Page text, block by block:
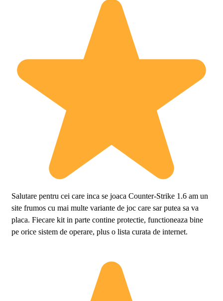
Salutare pentru cei care inca se joaca Counter-Strike 1.6 am un
site frumos cu mai multe variante de joc care sar putea sa va
placa. Fiecare kit in parte contine protectie, functioneaza bine
pe orice sistem de operare, plus o lista curata de internet.